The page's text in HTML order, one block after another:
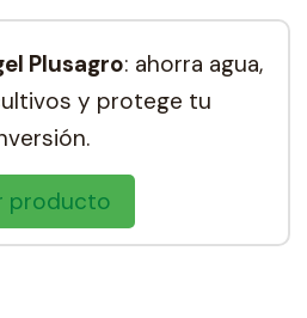
Plusagro: ahorra agua,
y protege tu
producto